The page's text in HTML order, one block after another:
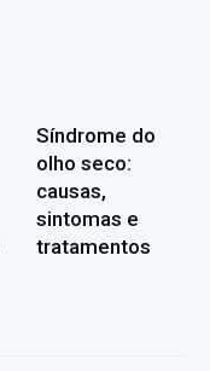
Síndrome do
olho seco:
causas,
sintomas e
tratamentos